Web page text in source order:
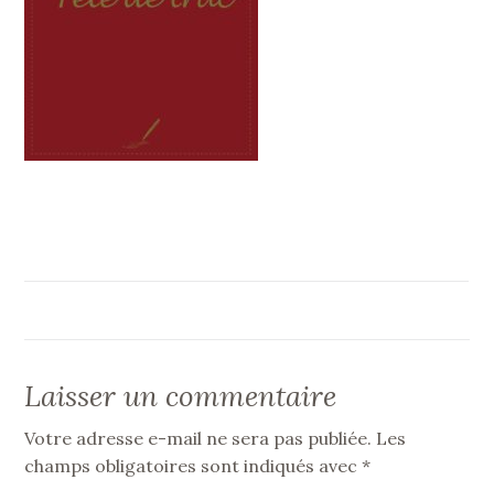
Laisser un commentaire
Votre adresse e-mail ne sera pas publiée. Les
champs obligatoires sont indiqués avec*